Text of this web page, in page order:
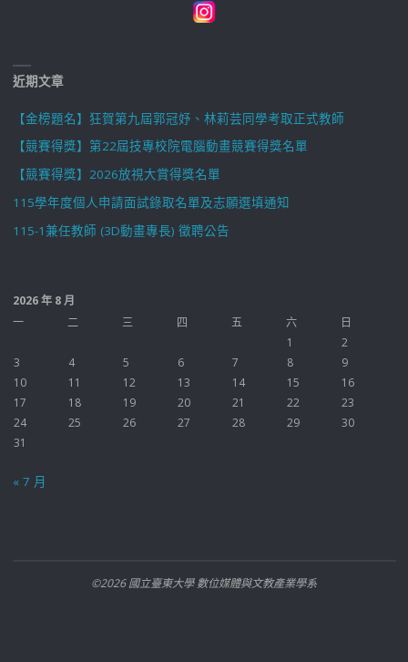
近期文章
【金榜題名】狂賀第九屆郭冠妤、林莉芸同學考取正式教師
【競賽得獎】第22屆技專校院電腦動畫競賽得獎名單
【競賽得獎】2026放視大賞得獎名單
115學年度個人申請面試錄取名單及志願選填通知
115-1兼任教師 (3D動畫專長) 徵聘公告
2026 年 8 月
一
二 三 四 五 六
日
1
2
3
4 5 6 7 8
9
10
11 12 13 14 15
16
17
18 19 20 21 22
23
24
25 26 27 28 29
30
31
« 7 月
©2026 國立臺東大學 數位媒體與文教產業學系